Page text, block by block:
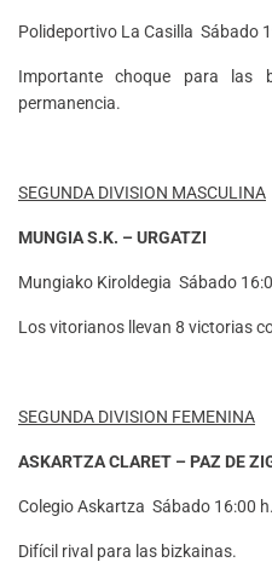
Polideportivo La Casilla Sábado
Importante choque para las
permanencia.
SEGUNDA DIVISION MASCULINA
MUNGIA S.K. – URGATZI
Mungiako Kiroldegia Sábado
Los vitorianos llevan 8 victorias
SEGUNDA DIVISION FEMENINA
ASKARTZA CLARET – PAZ DE
Colegio Askartza Sábado 16:00 h.
Difícil rival para las bizkainas.